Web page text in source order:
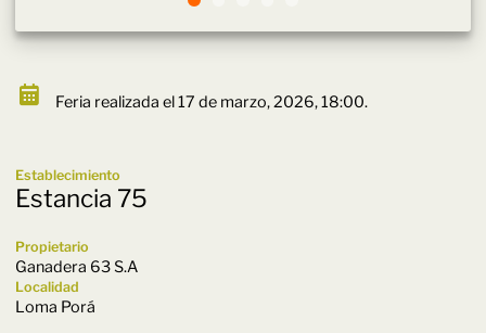
Feria realizada el 17 de marzo, 2026, 18:00.
Establecimiento
Estancia 75
Propietario
Ganadera 63 S.A
Localidad
Loma Porá